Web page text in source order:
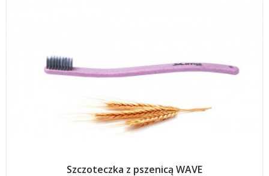
Szczoteczka z pszenicą WAVE